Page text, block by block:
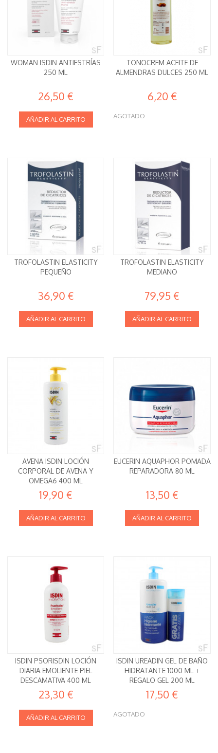
WOMAN ISDIN ANTIESTRÍAS
250 ML
26,50 €
AÑADIR AL CARRITO
TONOCREM ACEITE DE
ALMENDRAS DULCES 250 ML
6,20 €
AGOTADO
TROFOLASTIN ELASTICITY
PEQUEÑO
36,90 €
AÑADIR AL CARRITO
TROFOLASTIN ELASTICITY
MEDIANO
79,95 €
AÑADIR AL CARRITO
AVENA ISDIN LOCIÓN
CORPORAL DE AVENA Y
OMEGA6 400 ML
19,90 €
AÑADIR AL CARRITO
EUCERIN AQUAPHOR POMADA
REPARADORA 80 ML
13,50 €
AÑADIR AL CARRITO
ISDIN PSORISDIN LOCIÓN
DIARIA EMOLIENTE PIEL
DESCAMATIVA 400 ML
23,30 €
AÑADIR AL CARRITO
ISDIN UREADIN GEL DE BAÑO
HIDRATANTE 1000 ML +
REGALO GEL 200 ML
17,50 €
AGOTADO